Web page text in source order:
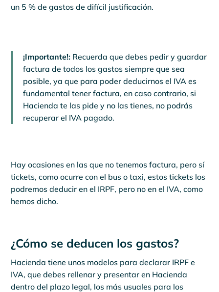
un 5 % de gastos de difícil justificación.
¡Importante!: Recuerda que debes pedir y guardar
factura de todos los gastos siempre que sea
posible, ya que para poder deducirnos el IVA es
fundamental tener factura, en caso contrario, si
Hacienda te las pide y no las tienes, no podrás
recuperar el IVA pagado.
Hay ocasiones en las que no tenemos factura, pero sí
tickets, como ocurre con el bus o taxi, estos tickets los
podremos deducir en el IRPF, pero no en el IVA, como
hemos dicho.
¿Cómo se deducen los gastos?
Hacienda tiene unos modelos para declarar IRPF e
IVA, que debes rellenar y presentar en Hacienda
dentro del plazo legal, los más usuales para los